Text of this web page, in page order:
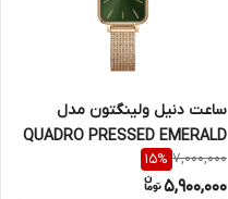
ساعت دنیل ولینگتون مدل
QUADRO PRESSED EMERALD
- رزگلد صفحه سبز (زنانه)
7,000,000
15%
5,900,000